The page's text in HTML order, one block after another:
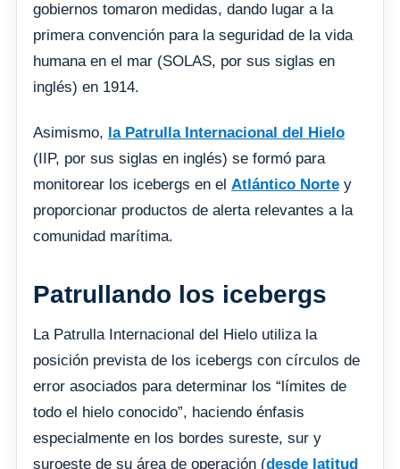
gobiernos tomaron medidas, dando lugar a la
primera convención para la seguridad de la vida
humana en el mar (SOLAS, por sus siglas en
inglés) en 1914.
Asimismo, la Patrulla Internacional del Hielo
(IIP, por sus siglas en inglés) se formó para
monitorear los icebergs en el Atlántico Norte y
proporcionar productos de alerta relevantes a la
comunidad marítima.
Patrullando los icebergs
La Patrulla Internacional del Hielo utiliza la
posición prevista de los icebergs con círculos de
error asociados para determinar los “límites de
todo el hielo conocido”, haciendo énfasis
especialmente en los bordes sureste, sur y
suroeste de su área de operación (desde latitud